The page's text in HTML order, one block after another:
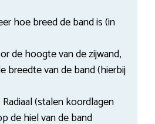
hoe breed de band is (in
de hoogte van de zijwand,
breedte van de band (hierbij
Radiaal (stalen koordlagen
de hiel van de band